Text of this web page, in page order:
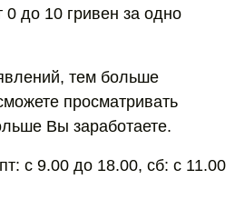
0 до 10 гривен за одно
тем больше
просматривать
Вы заработаете.
с 9.00 до 18.00, сб: с 11.00